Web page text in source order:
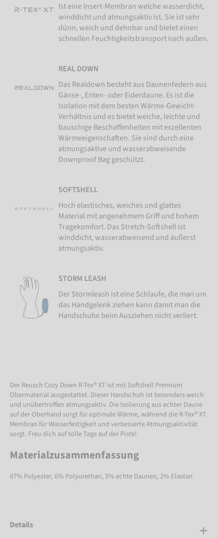
Ist eine Insert-Membran welche wasserdicht,
winddicht und atmungsaktiv ist. Sie ist sehr
dünn, weich und dehnbar und bietet einen
schnellen Feuchtigkeitstransport nach außen.
REAL DOWN
Das Realdown besteht aus Daunenfedern aus
Gänse-, Enten- oder Eiderdaune. Es ist die
Isolation mit dem besten Wärme-Gewicht-
Verhältnis und es bietet weiche, leichte und
bauschige Beschaffenheiten mit exzellenten
Wärmeeigenschaften. Sie sind durch eine
atmungsaktive und wasserabweisende
Downproof Bag geschützt.
SOFTSHELL
Hoch elastisches, weiches und glattes
Material mit angenehmem Griff und hohem
Tragekomfort. Das Stretch-Softshell ist
winddicht, wasserabweisend und äußerst
atmungsaktiv.
STORM LEASH
Der Stormleash ist eine Schlaufe, die man um
das Handgelenk ziehen kann damit man die
Handschuhe beim Ausziehen nicht verliert.
Der Reusch Cozy Down R-Tex® XT ist mit Softshell Premium
Obermaterial ausgestattet. Dieser Handschuh ist besonders weich
und unübertroffen atmungsaktiv. Die Isolierung aus echter Daune
auf der Oberhand sorgt für optimale Wärme, während die R-Tex® XT
Membran für Wasserfestigkeit und verbesserte Atmungsaktivität
sorgt. Freu dich auf tolle Tage auf der Piste!
Materialzusammenfassung
87% Polyester, 6% Polyurethan, 5% echte Daunen, 2% Elastan
Details